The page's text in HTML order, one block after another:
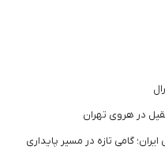
در هروی تهران
گامی تازه در مسیر پایداری